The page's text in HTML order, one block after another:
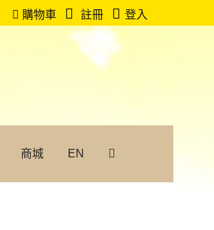
購物車 註冊 登入
商城 EN